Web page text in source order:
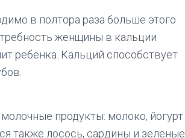
в полтора раза больше этого
женщины в кальции
ребенка. Кальций способствует
продукты: молоко, йогурт
также лосось, сардины и зеленые